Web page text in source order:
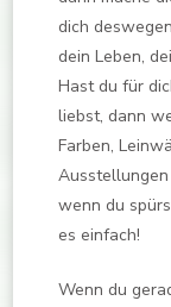
dich
dein Leben,
Hast du für
liebst, dann
Farben,
Ausstellungen
wenn du
es einfach!
Wenn du